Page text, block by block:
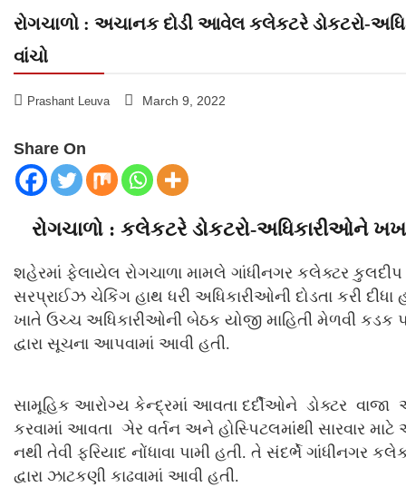
રોગચાળો : અચાનક દોડી આવેલ કલેકટરે ડોકટરો-
વાંચો
Prashant Leuva March 9, 2022
Share On
રોગચાળો : કલેકટરે ડોકટરો-અધિકારીઓને
શહેરમાં ફેલાયેલ રોગચાળા મામલે ગાંધીનગર કલેક્ટર કુલદીપ
સરપ્રાઈઝ ચેકિંગ હાથ ધરી અધિકારીઓની દોડતા કરી
ખાતે ઉચ્ચ અધિકારીઓની બેઠક યોજી માહિતી મેળવી કડક
દ્વારા સૂચના આપવામાં આવી હતી.
સામૂહિક આરોગ્ય કેન્દ્રમાં આવતા દર્દીઓને ડોક્ટર વાજા
કરવામાં આવતા ઞેર વર્તન અને હોસ્પિટલમાંથી સારવાર માટે
નથી તેવી ફરિયાદ નોંધાવા પામી હતી. તે સંદર્ભે ગાંધીનગર
દ્વારા ઝાટકણી કાઢવામાં આવી હતી.